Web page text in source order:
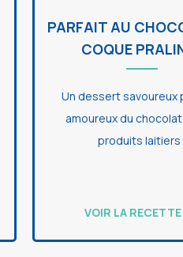
PARFAIT AU
COQUE
Un dessert savoureux
amoureux du
produits laitiers
VOIR LA RECETTE